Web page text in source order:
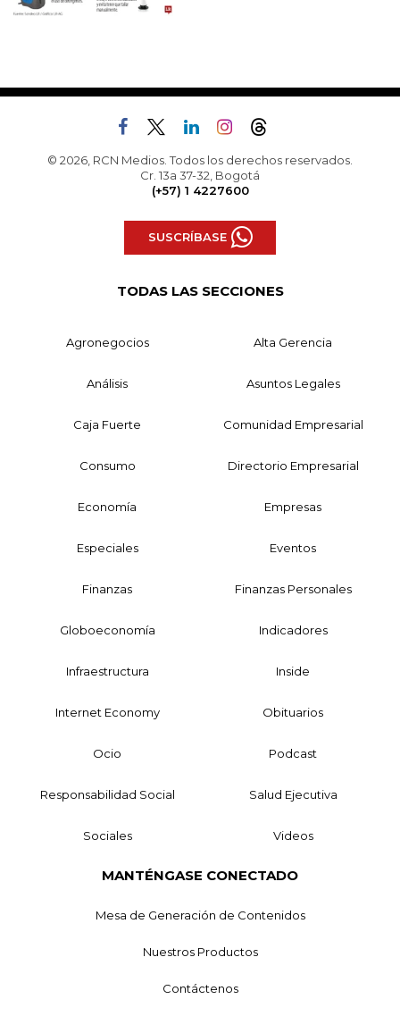
© 2026, RCN Medios. Todos los derechos reservados.
Cr. 13a 37-32, Bogotá
(+57) 1 4227600
SUSCRÍBASE
TODAS LAS SECCIONES
Agronegocios Alta Gerencia
Análisis Asuntos Legales
Caja Fuerte Comunidad Empresarial
Consumo Directorio Empresarial
Economía Empresas
Especiales Eventos
Finanzas Finanzas Personales
Globoeconomía Indicadores
Infraestructura Inside
Internet Economy Obituarios
Ocio Podcast
Responsabilidad Social Salud Ejecutiva
Sociales Videos
MANTÉNGASE CONECTADO
Mesa de Generación de Contenidos
Nuestros Productos
Contáctenos